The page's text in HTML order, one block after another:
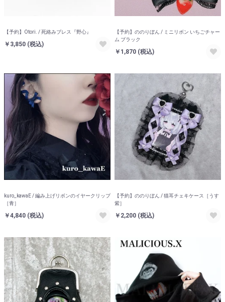
【予約】Otori. / 死絡みブレス『野心』
￥3,850 (税込)
【予約】ののりぼん / ミニリボン いちごチャー
ム ブラック
￥1,870 (税込)
kuro_kawaE / 編み上げリボンのイヤークリップ
［青］
￥4,840 (税込)
【予約】ののりぼん / 猫耳チェキケース［うす
紫］
￥2,200 (税込)